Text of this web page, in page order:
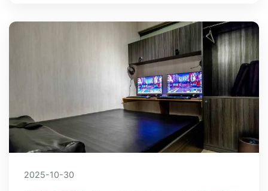
2025-10-30